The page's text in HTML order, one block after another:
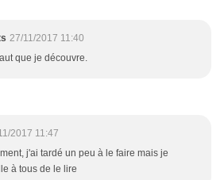
27/11/2017 11:40
que je découvre.
2017 11:47
j'ai tardé un peu à le faire mais je
à tous de le lire